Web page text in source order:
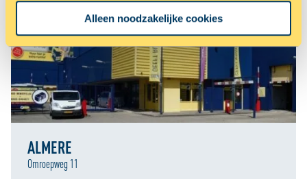
U kunt uw toestemming op elk moment wijzigen of
intrekken in de Cookieverklaring.
Met cookies maken wij de website en jouw ervaring beter
en persoonlijker. Dankzij functionele cookies werkt de
website goed. Met cookies voor statistieken houden we
anoniem bij hoe de website wordt gebruikt, zodat we die
telkens een beetje beter kunnen maken. We gebruiken
personaliseren en om functies voor social media te
bieden. We delen informatie over je gebruik van onze site
Alleen noodzakelijke cookies
ALMERE
Omroepweg 11